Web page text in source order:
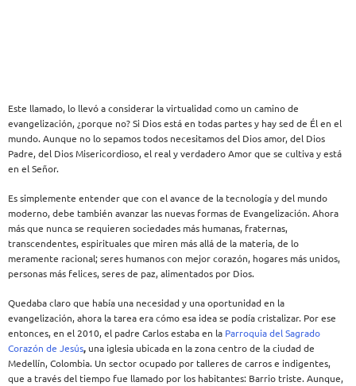
Este llamado, lo llevó a considerar la virtualidad como un camino de
evangelización, ¿porque no? Si Dios está en todas partes y hay sed de Él en el
mundo. Aunque no lo sepamos todos necesitamos del Dios amor, del Dios
Padre, del Dios Misericordioso, el real y verdadero Amor que se cultiva y está
en el Señor.
Es simplemente entender que con el avance de la tecnología y del mundo
moderno, debe también avanzar las nuevas formas de Evangelización. Ahora
más que nunca se requieren sociedades más humanas, fraternas,
transcendentes, espirituales que miren más allá de la materia, de lo
meramente racional; seres humanos con mejor corazón, hogares más unidos,
personas más felices, seres de paz, alimentados por Dios.
Quedaba claro que había una necesidad y una oportunidad en la
evangelización, ahora la tarea era cómo esa idea se podía cristalizar. Por ese
entonces, en el 2010, el padre Carlos estaba en la Parroquia del Sagrado
Corazón de Jesús, una iglesia ubicada en la zona centro de la ciudad de
Medellín, Colombia. Un sector ocupado por talleres de carros e indigentes,
que a través del tiempo fue llamado por los habitantes: Barrio triste. Aunque,